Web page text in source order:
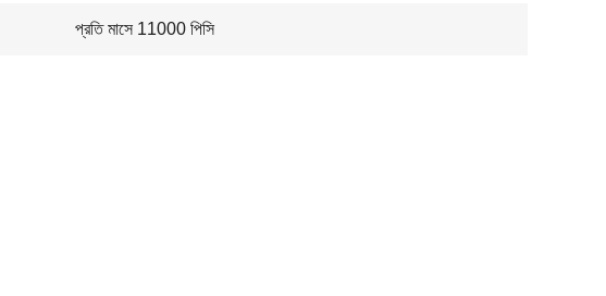
প্রতি মাসে 11000 পিসি